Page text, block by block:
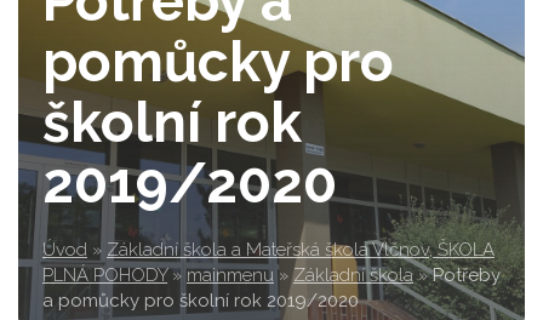
pomůcky pro
školní rok
2019/2020
Úvod » Základní škola a Mateřská škola Vlčnov, ŠKOLA
PLNÁ POHODY » mainmenu » Základní škola » Potřeby
a pomůcky pro školní rok 2019/2020